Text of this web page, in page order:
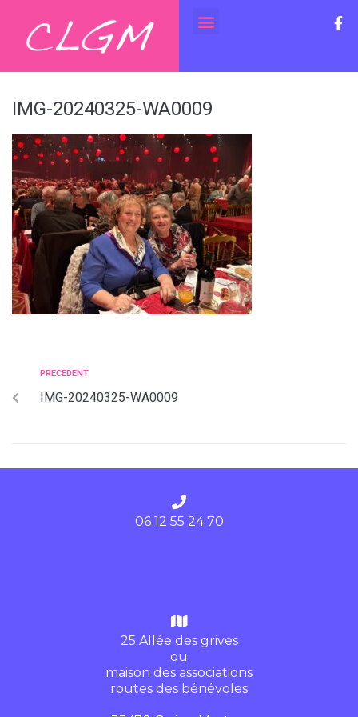
IMG-20240325-WA0009
PRECEDENT
IMG-20240325-WA0009
06 12 55 24 70
25 Allée des grives
ou
maison des associations
routes des bénévoles